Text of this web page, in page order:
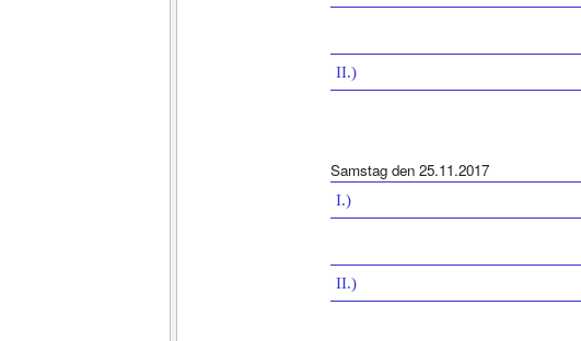
II.)
Samstag den 25.11.2017
I.)
II.)